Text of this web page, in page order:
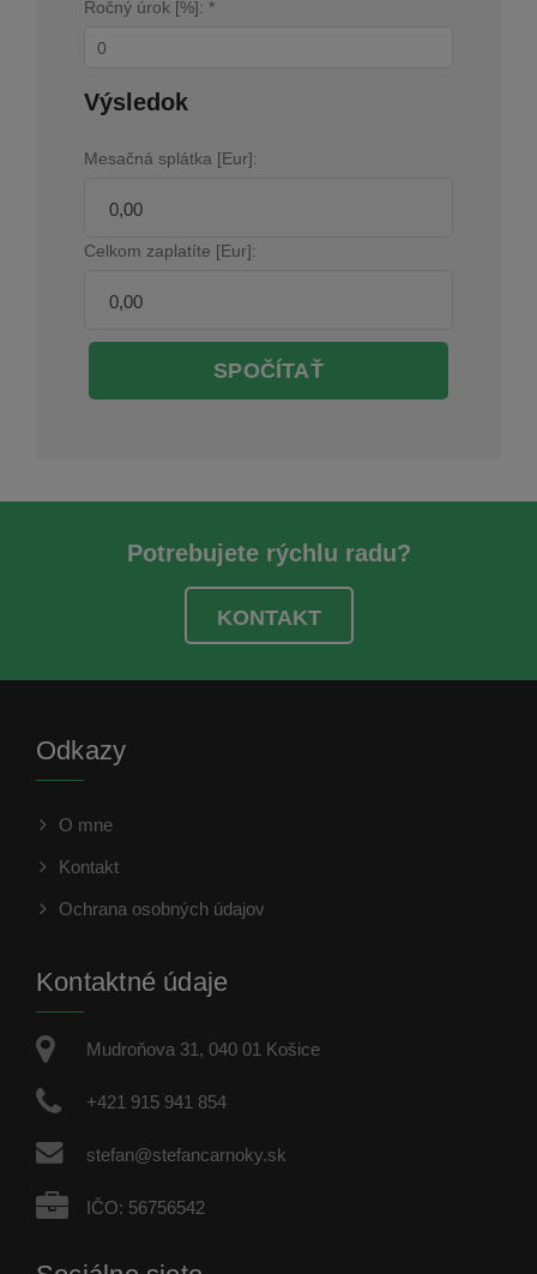
Ročný úrok [%]: *
Výsledok
Mesačná splátka [Eur]:
Celkom zaplatíte [Eur]:
SPOČÍTAŤ
Potrebujete rýchlu radu?
KONTAKT
Odkazy
O mne
Kontakt
Ochrana osobných údajov
Kontaktné údaje
Mudroňova 31, 040 01 Košice
+421 915 941 854
stefan@stefancarnoky.sk
IČO: 56756542